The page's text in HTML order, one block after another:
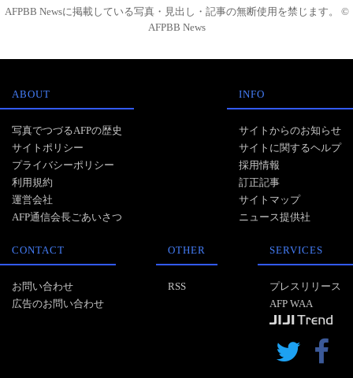
AFPBB Newsに掲載している写真・見出し・記事の無断使用を禁じます。 ©
AFPBB News
ABOUT
写真でつづるAFPの歴史
サイトポリシー
プライバシーポリシー
利用規約
運営会社
AFP通信会長ごあいさつ
INFO
サイトからのお知らせ
サイトに関するヘルプ
採用情報
訂正記事
サイトマップ
ニュース提供社
CONTACT
お問い合わせ
広告のお問い合わせ
OTHER
RSS
SERVICES
プレスリリース
AFP WAA